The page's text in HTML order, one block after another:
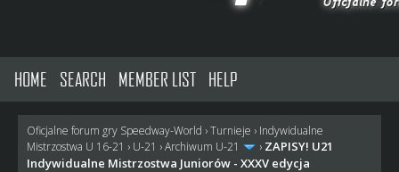
HOME SEARCH MEMBER LIST HELP
Oficjalne forum gry Speedway-World ›Turnieje › Indywidualne
Mistrzostwa U 16-21 › U-21 ›Archiwum U-21 › ZAPISY! U21
Indywidualne Mistrzostwa Juniorów - XXXV edycja